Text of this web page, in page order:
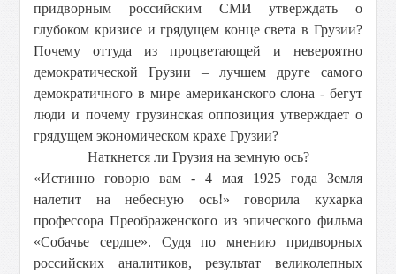
придворным российским СМИ утверждать о
глубоком кризисе и грядущем конце света в Грузии?
Почему оттуда из процветающей и невероятно
демократической Грузии – лучшем друге самого
демократичного в мире американского слона - бегут
люди и почему грузинская оппозиция утверждает о
грядущем экономическом крахе Грузии?
Наткнется ли Грузия на земную ось?
«Истинно говорю вам - 4 мая 1925 года Земля
налетит на небесную ось!» говорила кухарка
профессора Преображенского из эпического фильма
«Собачье сердце». Судя по мнению придворных
российских аналитиков, результат великолепных